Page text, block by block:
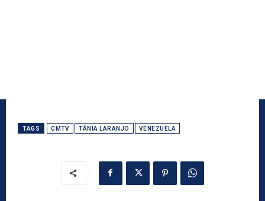
TAGS CMTV TÂNIA LARANJO VENEZUELA